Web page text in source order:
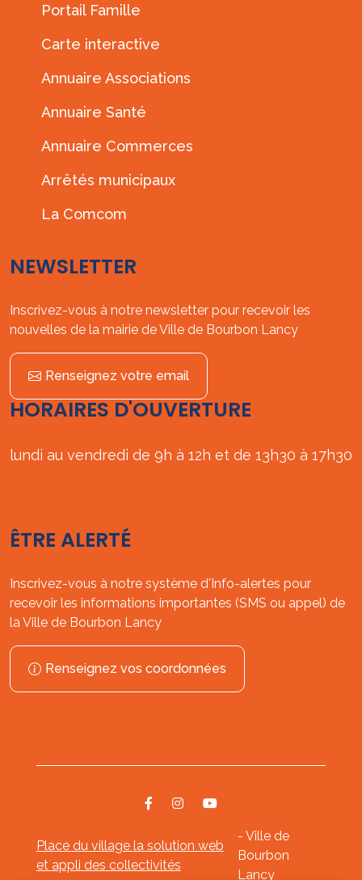
Portail Famille
Carte interactive
Annuaire Associations
Annuaire Santé
Annuaire Commerces
Arrêtés municipaux
La Comcom
NEWSLETTER
Inscrivez-vous à notre newsletter pour recevoir les
nouvelles de la mairie de Ville de Bourbon Lancy
Renseignez votre email
HORAIRES D'OUVERTURE
lundi au vendredi de 9h à 12h et de 13h30 à 17h30
ÊTRE ALERTÉ
Inscrivez-vous à notre système d'Info-alertes pour
recevoir les informations importantes (SMS ou appel) de
la Ville de Bourbon Lancy
Renseignez vos coordonnées
Place du village la solution web
et appli des collectivités
- Ville de
Bourbon
Lancy